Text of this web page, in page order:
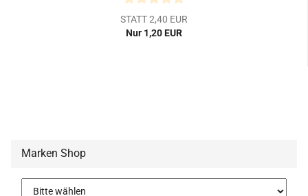
STATT 2,40 EUR
Nur 1,20 EUR
Marken Shop